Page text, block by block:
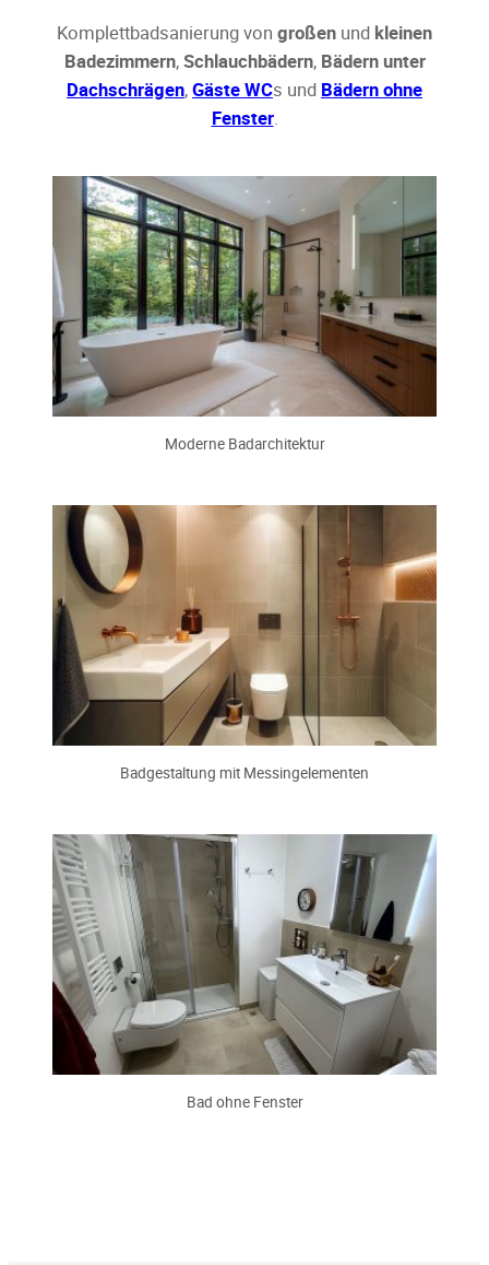
Komplettbadsanierung von großen und kleinen
Badezimmern,Schlauchbädern, Bädern unter
Dachschrägen,Gäste WCs und Bädern ohne
Fenster.
Moderne Badarchitektur
Badgestaltung mit Messingelementen
Bad ohne Fenster